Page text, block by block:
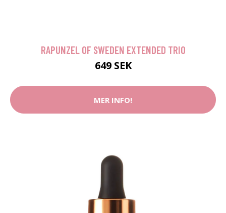
RAPUNZEL OF SWEDEN EXTENDED TRIO
649 SEK
MER INFO!